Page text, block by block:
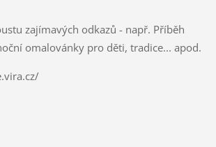
zajímavých odkazů - např. Příběh
omalovánky pro děti, tradice... apod.